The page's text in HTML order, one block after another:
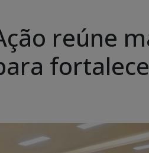
reúne